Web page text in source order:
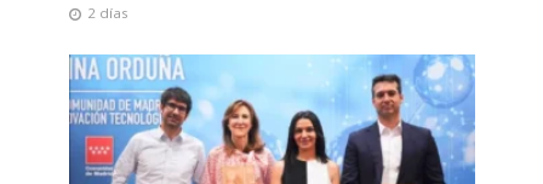
2 días